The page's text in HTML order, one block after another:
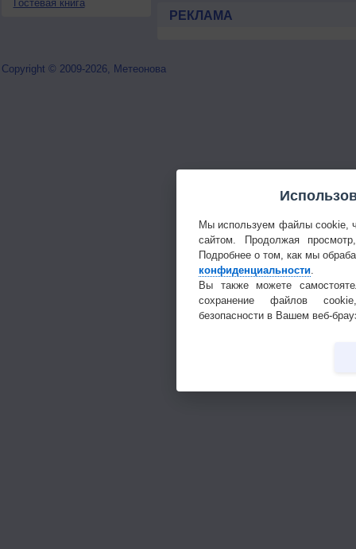
Гостевая книга
РЕКЛАМА
Copyright © 2009-2026, Метеонова
Мы используем файлы cookie,
сайтом. Продолжая
Подробнее о том, как мы
конфиденциальности
Вы также можете
сохранение файлов
безопасности в Вашем веб-